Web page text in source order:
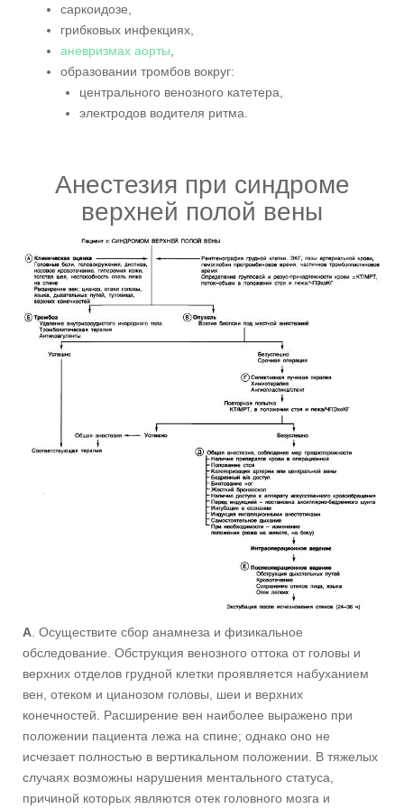
саркоидозе,
грибковых инфекциях,
аневризмах аорты
образовании тромбов вокруг:
центрального венозного катетера,
электродов водителя ритма.
Анестезия при синдроме
верхней полой вены
A . Осуществите сбор анамнеза и физикальное
обследование. Обструкция венозного оттока от головы и
верхних отделов грудной клетки проявляется набуханием
вен, отеком и цианозом головы, шеи и верхних
конечностей. Расширение вен наиболее выражено при
положении пациента лежа на спине; однако оно не
исчезает полностью в вертикальном положении. В тяжелых
случаях возможны нарушения ментального статуса,
причиной которых являются отек головного мозга и